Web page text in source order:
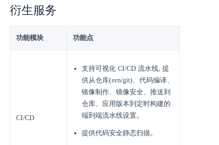
衍生服务
功能模块 功能点
CI/CD
⽀持可视化 CI/CD 流⽔线, 提
供从仓库(svn/git)、代码编译、
镜像制作、镜像安全、推送到
仓库、应⽤版本到定时构建的
端到端流⽔线设置。
提供代码安全静态扫描。